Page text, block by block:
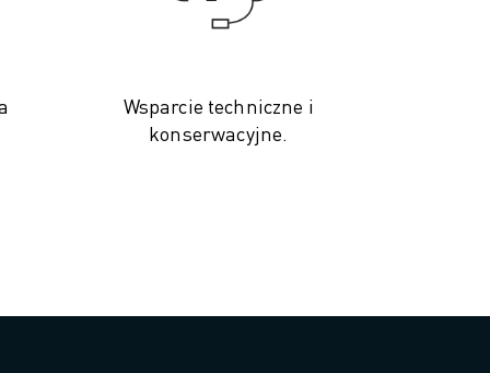
Wsparcie techniczne i
konserwacyjne.